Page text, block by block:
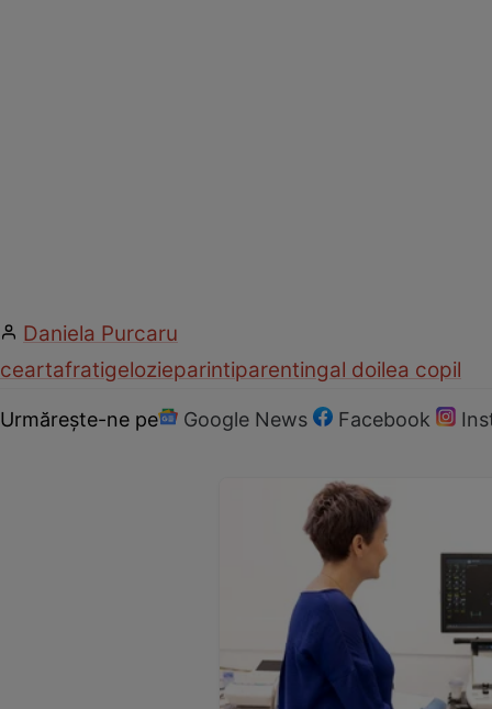
Daniela Purcaru
ceartafratigelozieparintiparentingal doilea copil
Urmărește-ne pe Google News Facebook